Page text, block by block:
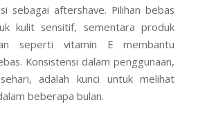
sebagai aftershave. Pilihan bebas
kulit sensitif, sementara produk
seperti vitamin E membantu
Konsistensi dalam penggunaan,
adalah kunci untuk melihat
beberapa bulan.